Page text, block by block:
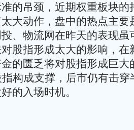
的吊颈，近期权重板块的
大动作，盘中的热点主要
、物流网在昨天的表现虽
股指形成太大的影响，在
的匮乏将对股指形成巨大
构成支撑，后市仍有击穿
的入场时机。